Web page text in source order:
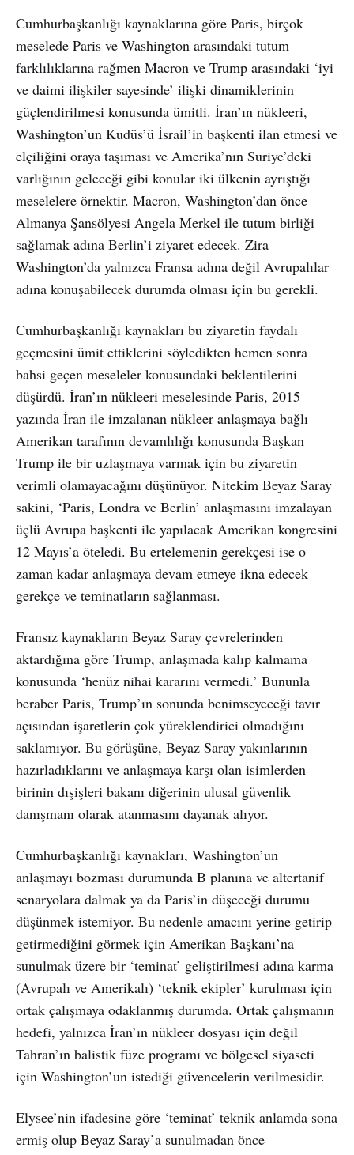
Cumhurbaşkanlığı kaynaklarına göre Paris, birçok
meselede Paris ve Washington arasındaki tutum
farklılıklarına rağmen Macron ve Trump arasındaki ‘iyi
ve daimi ilişkiler sayesinde’ ilişki dinamiklerinin
güçlendirilmesi konusunda ümitli. İran’ın nükleeri,
Washington’un Kudüs’ü İsrail’in başkenti ilan etmesi ve
elçiliğini oraya taşıması ve Amerika’nın Suriye’deki
varlığının geleceği gibi konular iki ülkenin ayrıştığı
meselelere örnektir. Macron, Washington’dan önce
Almanya Şansölyesi Angela Merkel ile tutum birliği
sağlamak adına Berlin’i ziyaret edecek. Zira
Washington’da yalnızca Fransa adına değil Avrupalılar
adına konuşabilecek durumda olması için bu gerekli.
Cumhurbaşkanlığı kaynakları bu ziyaretin faydalı
geçmesini ümit ettiklerini söyledikten hemen sonra
bahsi geçen meseleler konusundaki beklentilerini
düşürdü. İran’ın nükleeri meselesinde Paris, 2015
yazında İran ile imzalanan nükleer anlaşmaya bağlı
Amerikan tarafının devamlılığı konusunda Başkan
Trump ile bir uzlaşmaya varmak için bu ziyaretin
verimli olamayacağını düşünüyor. Nitekim Beyaz Saray
sakini, ‘Paris, Londra ve Berlin’ anlaşmasını imzalayan
üçlü Avrupa başkenti ile yapılacak Amerikan kongresini
12 Mayıs’a öteledi. Bu ertelemenin gerekçesi ise o
zaman kadar anlaşmaya devam etmeye ikna edecek
gerekçe ve teminatların sağlanması.
Fransız kaynakların Beyaz Saray çevrelerinden
aktardığına göre Trump, anlaşmada kalıp kalmama
konusunda ‘henüz nihai kararını vermedi.’ Bununla
beraber Paris, Trump’ın sonunda benimseyeceği tavır
açısından işaretlerin çok yüreklendirici olmadığını
saklamıyor. Bu görüşüne, Beyaz Saray yakınlarının
hazırladıklarını ve anlaşmaya karşı olan isimlerden
birinin dışişleri bakanı diğerinin ulusal güvenlik
danışmanı olarak atanmasını dayanak alıyor.
Cumhurbaşkanlığı kaynakları, Washington’un
anlaşmayı bozması durumunda B planına ve altertanif
senaryolara dalmak ya da Paris’in düşeceği durumu
düşünmek istemiyor. Bu nedenle amacını yerine getirip
getirmediğini görmek için Amerikan Başkanı’na
sunulmak üzere bir ‘teminat’ geliştirilmesi adına karma
(Avrupalı ve Amerikalı) ‘teknik ekipler’ kurulması için
ortak çalışmaya odaklanmış durumda. Ortak çalışmanın
hedefi, yalnızca İran’ın nükleer dosyası için değil
Tahran’ın balistik füze programı ve bölgesel siyaseti
için Washington’un istediği güvencelerin verilmesidir.
Elysee’nin ifadesine göre ‘teminat’ teknik anlamda sona
ermiş olup Beyaz Saray’a sunulmadan önce